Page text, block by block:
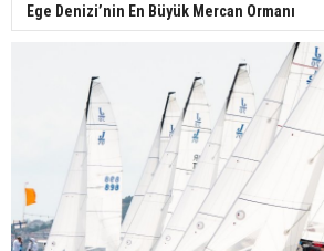
Ege Denizi’nin En Büyük Mercan Ormanı